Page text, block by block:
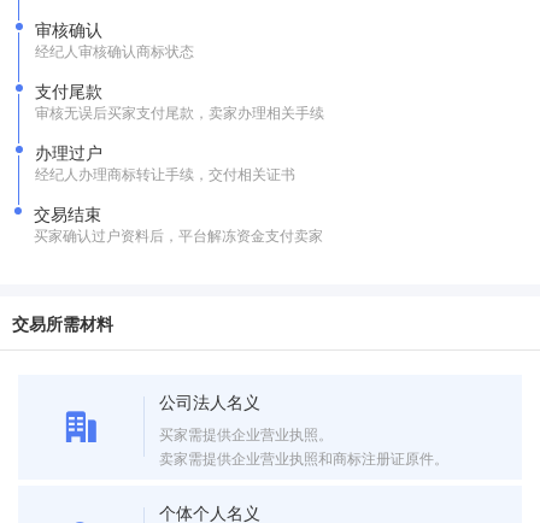
审核确认
经纪人审核确认商标状态
支付尾款
审核无误后买家支付尾款，卖家办理相关手续
办理过户
经纪人办理商标转让手续，交付相关证书
交易结束
买家确认过户资料后，平台解冻资金支付卖家
交易所需材料
公司法人名义
买家需提供企业营业执照。
卖家需提供企业营业执照和商标注册证原件。
个体个人名义